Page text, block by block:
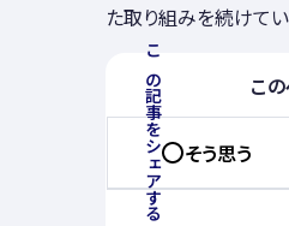
た取り組みを続けてい
この記事をシェアする こ
そう思う